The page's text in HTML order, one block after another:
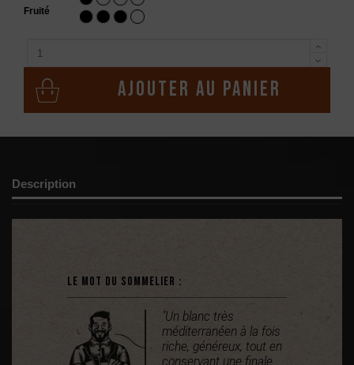
Fruité
Ajouter au panier
Description
Le mot du sommelier :
"Un blanc très
méditerranéen à la fois
riche, généreux, tout en
conservant une finale